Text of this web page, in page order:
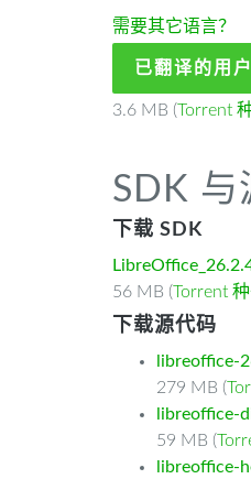
需要其它语言？
已翻译的用
3.6 MB (Torrent
SDK 与
下载 SDK
56 MB (Torrent
下载源代码
libreoffice-
279 MB (
libreoffice-
59 MB (
libreoffice-